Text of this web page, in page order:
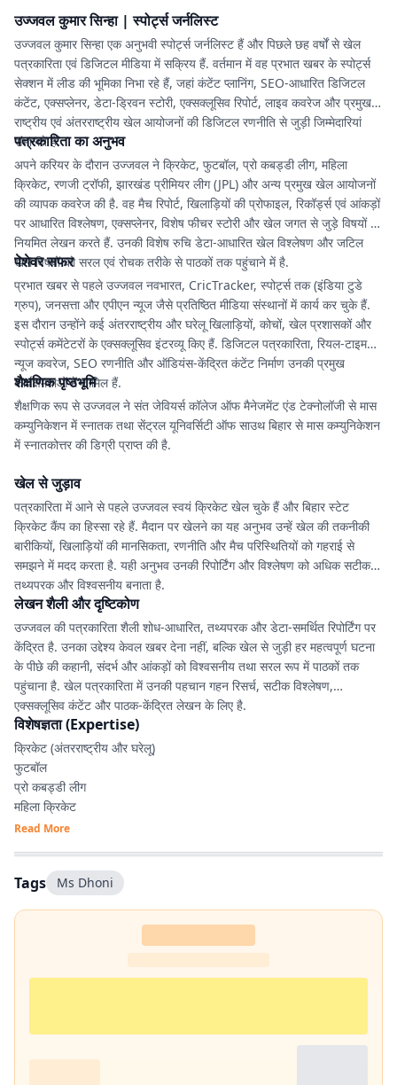
उज्जवल कुमार सिन्हा | स्पोर्ट्स जर्नलिस्ट
उज्जवल कुमार सिन्हा एक अनुभवी स्पोर्ट्स जर्नलिस्ट हैं और पिछले छह वर्षों से खेल
पत्रकारिता एवं डिजिटल मीडिया में सक्रिय हैं. वर्तमान में वह प्रभात खबर के स्पोर्ट्स
सेक्शन में लीड की भूमिका निभा रहे हैं, जहां कंटेंट प्लानिंग, SEO-आधारित डिजिटल
कंटेंट, एक्सप्लेनर, डेटा-ड्रिवन स्टोरी, एक्सक्लूसिव रिपोर्ट, लाइव कवरेज और प्रमुख
राष्ट्रीय एवं अंतरराष्ट्रीय खेल आयोजनों की डिजिटल रणनीति से जुड़ी जिम्मेदारियां
संभालते हैं.
पत्रकारिता का अनुभव
अपने करियर के दौरान उज्जवल ने क्रिकेट, फुटबॉल, प्रो कबड्डी लीग, महिला
क्रिकेट, रणजी ट्रॉफी, झारखंड प्रीमियर लीग (JPL) और अन्य प्रमुख खेल आयोजनों
की व्यापक कवरेज की है. वह मैच रिपोर्ट, खिलाड़ियों की प्रोफाइल, रिकॉर्ड्स एवं आंकड़ों
पर आधारित विश्लेषण, एक्सप्लेनर, विशेष फीचर स्टोरी और खेल जगत से जुड़े विषयों पर
नियमित लेखन करते हैं. उनकी विशेष रुचि डेटा-आधारित खेल विश्लेषण और जटिल
खेल विषयों को सरल एवं रोचक तरीके से पाठकों तक पहुंचाने में है.
पेशेवर सफर
प्रभात खबर से पहले उज्जवल नवभारत, CricTracker, स्पोर्ट्स तक (इंडिया टुडे
ग्रुप), जनसत्ता और एपीएन न्यूज जैसे प्रतिष्ठित मीडिया संस्थानों में कार्य कर चुके हैं.
इस दौरान उन्होंने कई अंतरराष्ट्रीय और घरेलू खिलाड़ियों, कोचों, खेल प्रशासकों और
स्पोर्ट्स कमेंटेटरों के एक्सक्लूसिव इंटरव्यू किए हैं. डिजिटल पत्रकारिता, रियल-टाइम
न्यूज कवरेज, SEO रणनीति और ऑडियंस-केंद्रित कंटेंट निर्माण उनकी प्रमुख
कार्यक्षमताओं में शामिल हैं.
शैक्षणिक पृष्ठभूमि
शैक्षणिक रूप से उज्जवल ने संत जेवियर्स कॉलेज ऑफ मैनेजमेंट एंड टेक्नोलॉजी से मास
कम्युनिकेशन में स्नातक तथा सेंट्रल यूनिवर्सिटी ऑफ साउथ बिहार से मास कम्युनिकेशन
में स्नातकोत्तर की डिग्री प्राप्त की है.
खेल से जुड़ाव
पत्रकारिता में आने से पहले उज्जवल स्वयं क्रिकेट खेल चुके हैं और बिहार स्टेट
क्रिकेट कैंप का हिस्सा रहे हैं. मैदान पर खेलने का यह अनुभव उन्हें खेल की तकनीकी
बारीकियों, खिलाड़ियों की मानसिकता, रणनीति और मैच परिस्थितियों को गहराई से
समझने में मदद करता है. यही अनुभव उनकी रिपोर्टिंग और विश्लेषण को अधिक सटीक,
तथ्यपरक और विश्वसनीय बनाता है.
लेखन शैली और दृष्टिकोण
उज्जवल की पत्रकारिता शैली शोध-आधारित, तथ्यपरक और डेटा-समर्थित रिपोर्टिंग पर
केंद्रित है. उनका उद्देश्य केवल खबर देना नहीं, बल्कि खेल से जुड़ी हर महत्वपूर्ण घटना
के पीछे की कहानी, संदर्भ और आंकड़ों को विश्वसनीय तथा सरल रूप में पाठकों तक
पहुंचाना है. खेल पत्रकारिता में उनकी पहचान गहन रिसर्च, सटीक विश्लेषण,
एक्सक्लूसिव कंटेंट और पाठक-केंद्रित लेखन के लिए है.
विशेषज्ञता (Expertise)
क्रिकेट (अंतरराष्ट्रीय और घरेलू)
फुटबॉल
प्रो कबड्डी लीग
महिला क्रिकेट
IPL, रणजी ट्रॉफी, JPL एवं अन्य घरेलू टूर्नामेंट
SEO-आधारित डिजिटल कंटेंट
एक्सक्लूसिव इंटरव्यू
रिकॉर्ड्स, आंकड़े एवं रिसर्च आधारित रिपोर्टिंग
Read More
Tags Ms Dhoni